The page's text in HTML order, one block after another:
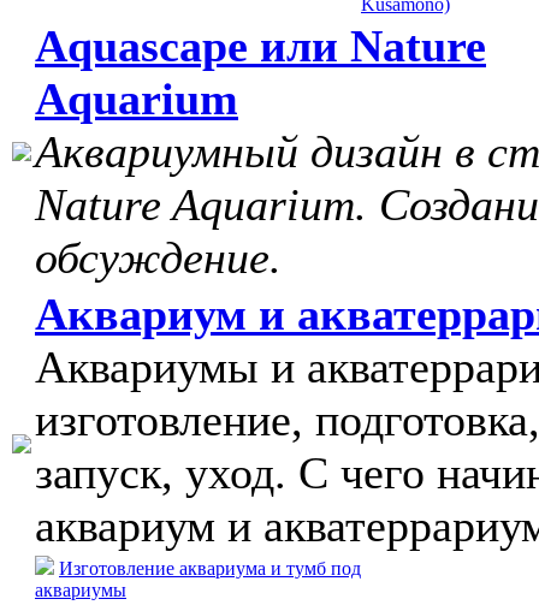
Kusamono)
Aquascape или Nature
Aquarium
Аквариумный дизайн в
Nature Aquarium.
обсуждение.
Аквариум и
Аквариумы и
изготовление, подготовка,
запуск, уход. С чего
аквариум и
Изготовление аквариума и тумб под
аквариумы